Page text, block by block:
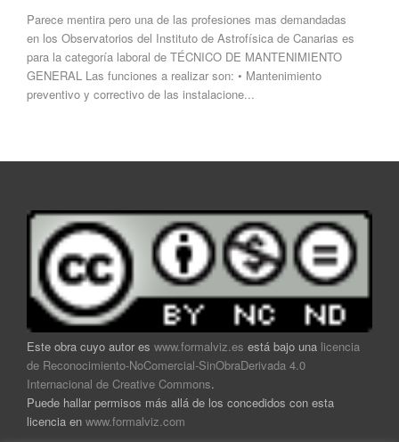
Parece mentira pero una de las profesiones mas demandadas
en los Observatorios del Instituto de Astrofísica de Canarias es
para la categoría laboral de TÉCNICO DE MANTENIMIENTO
GENERAL Las funciones a realizar son: • Mantenimiento
preventivo y correctivo de las instalacione...
Este obra cuyo autor es www.formalviz.es está bajo una licencia
de Reconocimiento-NoComercial-SinObraDerivada 4.0
Internacional de Creative Commons.
Puede hallar permisos más allá de los concedidos con esta
licencia en www.formalviz.com